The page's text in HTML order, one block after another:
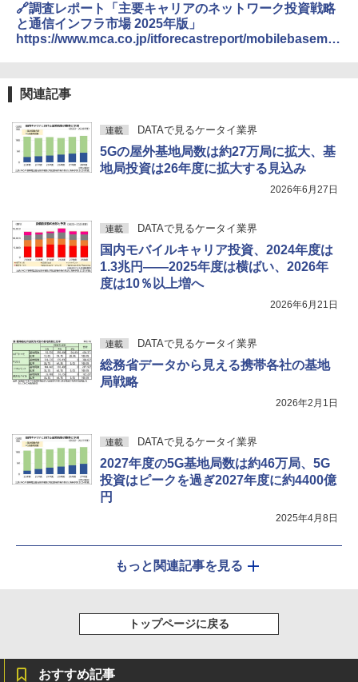
🔗調査レポート「主要キャリアのネットワーク投資戦略
と通信インフラ市場 2025年版」
https://www.mca.co.jp/itforecastreport/mobilebaseme
関連記事
連載 DATAで見るケータイ業界
5Gの屋外基地局数は約27万局に拡大、基
地局投資は26年度に拡大する見込み
2026年6月27日
連載 DATAで見るケータイ業界
国内モバイルキャリア投資、2024年度は
1.3兆円――2025年度は横ばい、2026年
度は10％以上増へ
2026年6月21日
連載 DATAで見るケータイ業界
総務省データから見える携帯各社の基地
局戦略
2026年2月1日
連載 DATAで見るケータイ業界
2027年度の5G基地局数は約46万局、5G
投資はピークを過ぎ2027年度に約4400億
円
2025年4月8日
もっと関連記事を見る
トップページに戻る
おすすめ記事